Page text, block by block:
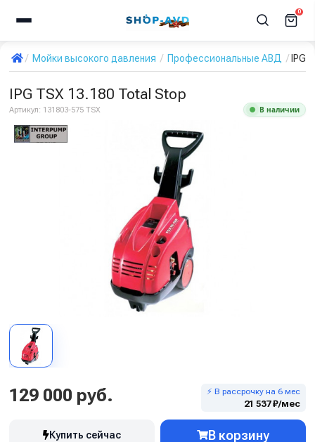
0
Мойки высокого давления Профессиональные АВД IPG
IPG TSX 13.180 Total Stop
Артикул: 131803-575 TSX В наличии
129 000 руб. ⚡ В рассрочку на 6 мес
21 537 ₽/мес
Купить сейчас В корзину